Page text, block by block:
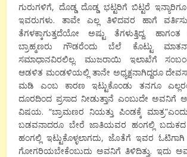
ಗುರುಗಳಿಗೆ, ದೊಡ್ಡ ದೊಡ್ಡ ಭಟ್ಟರಿಗೆ ಬಿಟ್ಟರೆ
ಇವರುಗಳು. ತಾವೇ ಎಲ್ಲ ತಿಳಿದವರ ಹಾಗೆ
ತೆಗಳಕ್ಕಾಗುತ್ತದೆಯೋ ಅಷ್ಟು ತೆಗಳುತ್ತಿದ್ದ.
ಬ್ರಾಹ್ಮಣರು ಗೌಡರೆಂದು ಬೆಲೆ ಕೊಟ್ಟು
ಸಮಾಧಾನವಿರಲಿಲ್ಲ. ಮುಜರಾಯಿ ಇಲಾಖೆಗೆ
ಆಡಳಿತ ಮಂಡಳಿಯಲ್ಲಿ ತಾನೇ ಅಧ್ಯಕ್ಷನಾಗಿದ್ದರೂ
ಮಡಿ ಎಂಬ ಕಾರಣ ಇಟ್ಟುಕೊಂಡು ತನಗೂ
ದೂರದಿಂದ ಪ್ರಸಾದ ನೀಡುತ್ತಾನೆ ಎಂಬುದೇ ಅವನಿಗೆ
ವಿಷಯ. “ಬ್ರಾಮಣರ ನಿಯತ್ತು ಪಿಂಡಕ್ಕೆ ಮಾತ್ರ”ಎಂದು
ಬಡವನಾದರೂ ಬೇರೆ ಜಾತಿಯವರ ಹಂಗಲ್ಲಿ ಬದುಕದ
ಹಂಗಲ್ಲಿ ಇಟ್ಟುಕೊಳ್ಳಲಾಗದು, ಜೊತೆಗೆ ಇವರ
ಗೋಗರಿಯಬೇಕೆಂಬುದು ಅವನಿಗೆ ತಿಳಿದಿತ್ತು. ಇದು